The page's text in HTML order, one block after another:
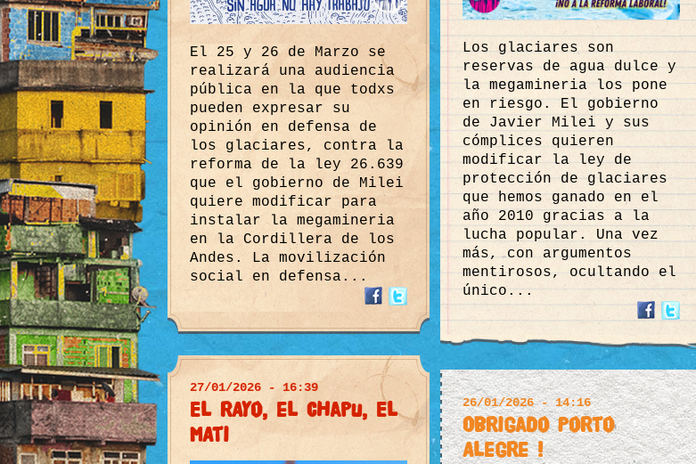
El 25 y 26 de Marzo se
realizará una audiencia
pública en la que todxs
pueden expresar su
opinión en defensa de
los glaciares, contra la
reforma de la ley 26.639
que el gobierno de Milei
quiere modificar para
instalar la megamineria
en la Cordillera de los
Andes. La movilización
social en defensa...
Los glaciares son
reservas de agua dulce y
la megamineria los pone
en riesgo. El gobierno
de Javier Milei y sus
cómplices quieren
modificar la ley de
protección de glaciares
que hemos ganado en el
año 2010 gracias a la
lucha popular. Una vez
más, con argumentos
mentirosos, ocultando el
único...
27/01/2026 - 16:39
El RAyo, el CHapu, El
MAti
26/01/2026 - 14:16
Obrigado Porto
Alegre !